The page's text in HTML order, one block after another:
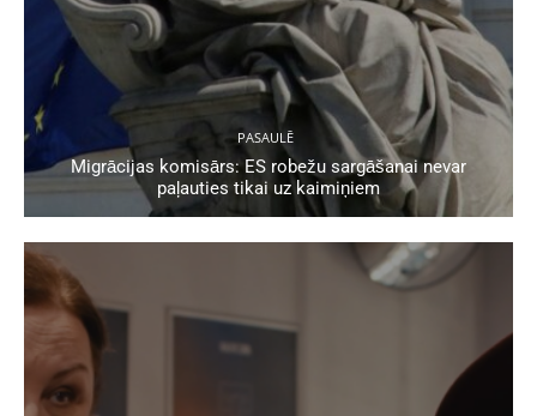
PASAULĒ
Migrācijas komisārs: ES robežu sargāšanai nevar
paļauties tikai uz kaimiņiem